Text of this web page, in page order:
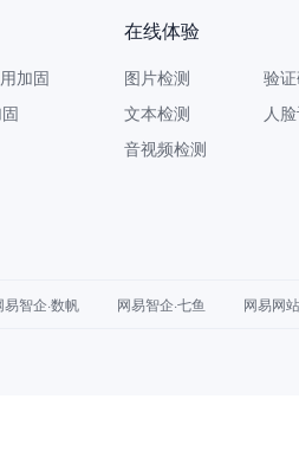
加固
在线体验
图片检测
文本检测
音视频检测
验
人
易智企·数帆 网易智企·七鱼 网易网